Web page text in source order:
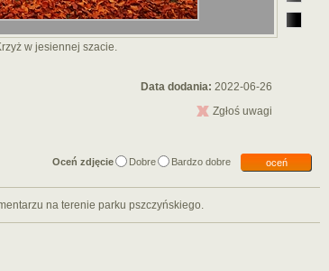
w jesiennej szacie.
Data dodania: 2022-06-26
Zgłoś uwagi
Oceń zdjęcie Dobre Bardzo dobre
oceń
na terenie parku pszczyńskiego.